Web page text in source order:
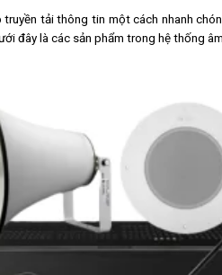
tải thông tin một cách nhanh
đây là các sản phẩm trong hệ thống